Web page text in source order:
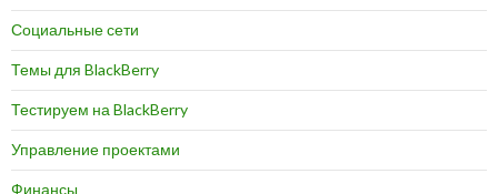
Социальные сети
Темы для BlackBerry
Тестируем на BlackBerry
Управление проектами
Финансы